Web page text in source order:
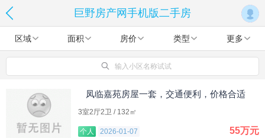
巨野房产网手机版二手房
区域 面积 房价 类型 更多
输入小区名称试试
凤临嘉苑房屋一套，交通便利，价格合适
3室2厅2卫 / 132㎡
个人 2026-01-07 55万元